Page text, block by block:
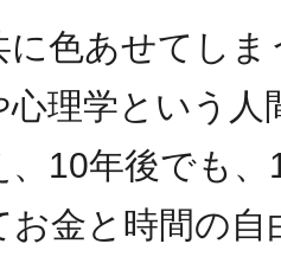
に色あせてし
心理学という
、10年後でも
お金と時間の